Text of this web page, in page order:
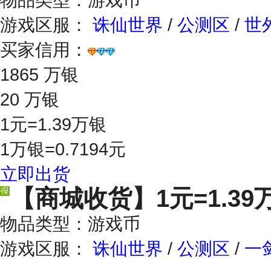
游戏区服： 诛仙世界 / 公测区 / 世
买家信用：
1865 万银
20 万银
1元=1.39万银
1万银=0.7194元
立即出货
【商城收货】 1元=1.39
物品类型：游戏币
游戏区服： 诛仙世界 / 公测区 / 一